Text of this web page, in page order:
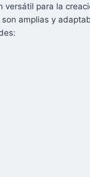
versátil para la
amplias y